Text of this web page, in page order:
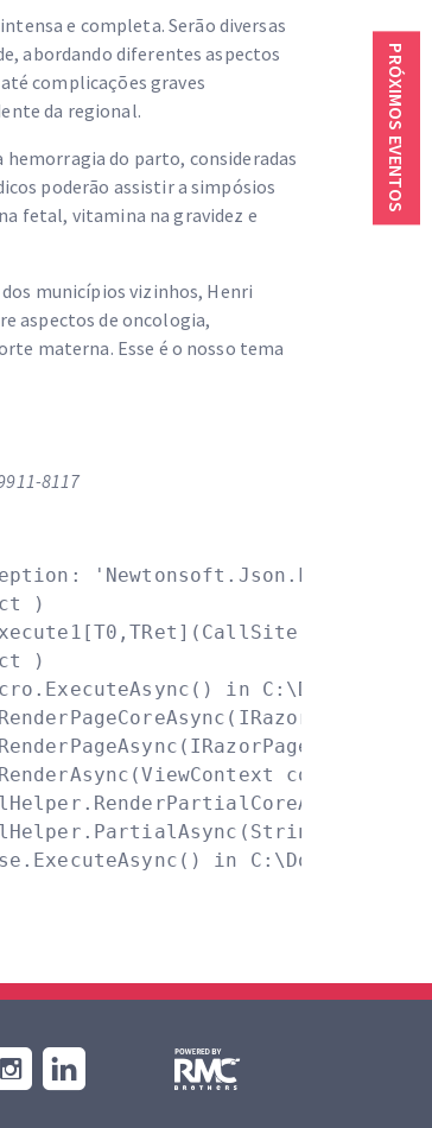
e completa. Serão diversas
abordando diferentes aspectos
complicações graves
da regional.
hemorragia do parto, consideradas
poderão assistir a simpósios
fetal, vitamina na gravidez e
municípios vizinhos, Henri
aspectos de oncologia,
materna. Esse é o nosso tema
8117
)
site, T0
)
in
page,
context)
in
PRÓXIMOS EVENTOS